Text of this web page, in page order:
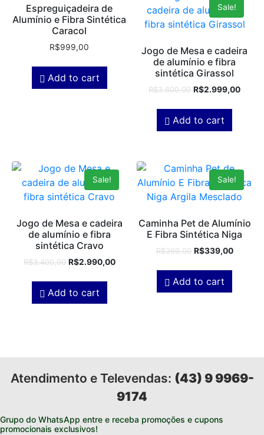
Espreguiçadeira de
Alumínio e Fibra Sintética
Caracol
R$999,00
Add to cart
Sale!
Jogo de Mesa e cadeira
de alumínio e fibra
sintética Girassol
R$3.600,00 R$2.999,00
Add to cart
Sale!
Jogo de Mesa e cadeira
de alumínio e fibra
sintética Cravo
R$3.400,00 R$2.990,00
Add to cart
Sale!
Caminha Pet de Alumínio
E Fibra Sintética Niga
R$369,00 R$339,00
Add to cart
Atendimento e Televendas: (43) 9 9969-
9174
Grupo do WhatsApp entre e receba promoções e cupons
promocionais exclusivos!